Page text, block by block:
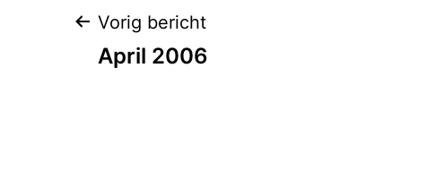
Berichtnavigatie
Vorig bericht
April 2006